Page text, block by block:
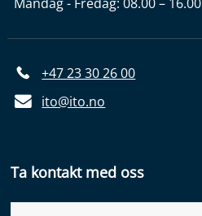
+47 23 30 26 00
ito@ito.no
Ta kontakt med oss